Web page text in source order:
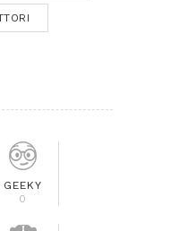
GEEKY
0